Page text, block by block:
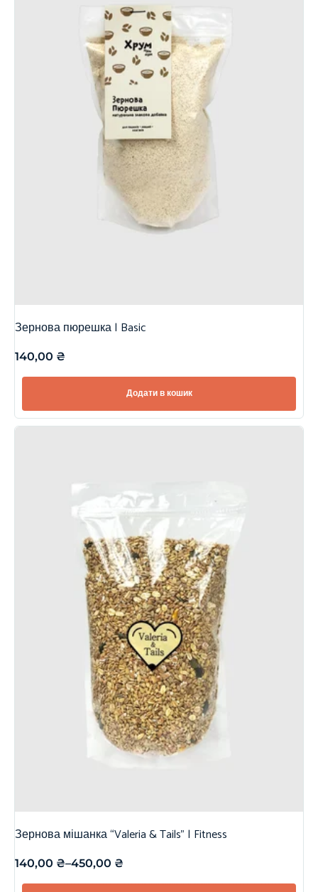
Зернова пюрешка | Basic
140,00 ₴
Додати в кошик
Зернова мішанка “Valeria & Tails” | Fitness
140,00 ₴–450,00 ₴